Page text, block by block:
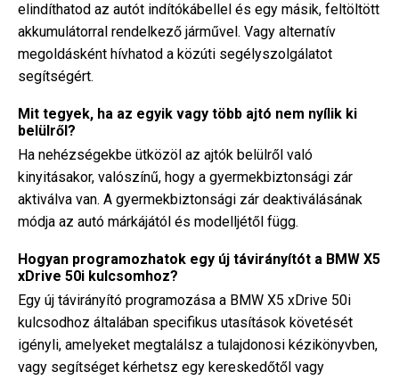
elindíthatod az autót indítókábellel és egy másik, feltöltött
akkumulátorral rendelkező járművel. Vagy alternatív
megoldásként hívhatod a közúti segélyszolgálatot
segítségért.
Mit tegyek, ha az egyik vagy több ajtó nem nyílik ki
belülről?
Ha nehézségekbe ütközöl az ajtók belülről való
kinyitásakor, valószínű, hogy a gyermekbiztonsági zár
aktiválva van. A gyermekbiztonsági zár deaktiválásának
módja az autó márkájától és modelljétől függ.
Hogyan programozhatok egy új távirányítót a BMW X5
xDrive 50i kulcsomhoz?
Egy új távirányító programozása a BMW X5 xDrive 50i
kulcsodhoz általában specifikus utasítások követését
igényli, amelyeket megtalálsz a tulajdonosi kézikönyvben,
vagy segítséget kérhetsz egy kereskedőtől vagy